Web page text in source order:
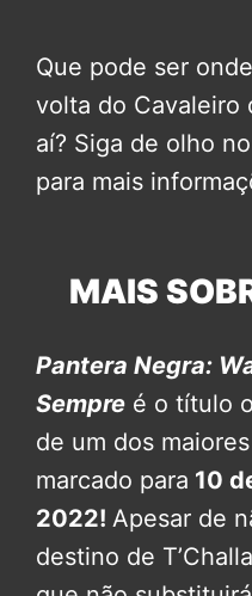
Que pode ser
volta do Cavaleiro
aí? Siga de olho no
para mais
MAIS
Pantera Negra:
Sempre é o título
de um dos
marcado para 10
2022! Apesar de
destino de